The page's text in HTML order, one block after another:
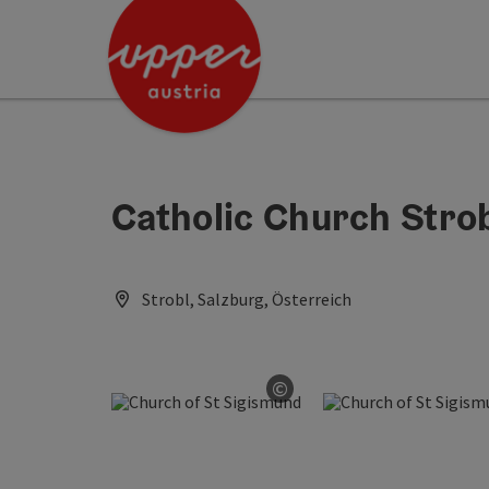
Accesskey
Accesskey
Catholic Church
Strobl, Salzburg, Österreich
©
Open copyright